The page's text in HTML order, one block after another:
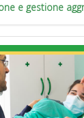
e gestione